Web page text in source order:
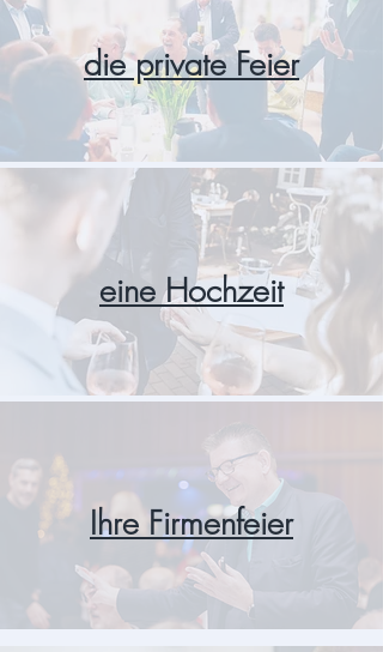
die private Feier
eine Hochzeit
Ihre Firmenfeier